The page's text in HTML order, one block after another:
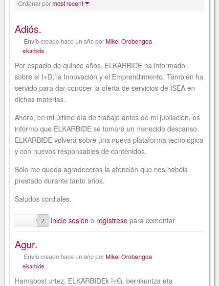
Ordenar pormost recent
Adiós.
Envíocreado hace un añopor Mikel Orobengoa
elkarbide
Por espacio de quince años, ELKARBIDE ha informado
sobre el I+D, la Innovación y el Emprendimiento. También ha
servido para dar conocer la oferta de servicios de ISEA en
dichas materias.
Ahora, en mi último día de trabajo antes de mi jubilación, os
informo que ELKARBIDE se tomará un merecido descanso.
ELKARBIDE volverá sobre una nueva plataforma tecnológica
y con nuevos responsables de contenidos.
Sólo me queda agradeceros la atención que nos habéis
prestado durante tanto años.
Saludos cordiales.
2 comentarios
Inicie sesión o regístresepara comentar
Agur.
Envíocreado hace un añopor Mikel Orobengoa
elkarbide
Hamabost urtez, ELKARBIDEk I+G, berrikuntza eta